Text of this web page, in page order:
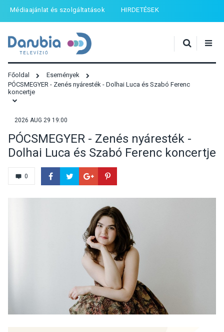
Médiaajánlat és szolgáltatások HIRDETÉSEK
Főoldal
Események
PÓCSMEGYER - Zenés nyáresték - Dolhai Luca és Szabó Ferenc
koncertje
2026 AUG 29 19:00
PÓCSMEGYER - Zenés nyáresték -
Dolhai Luca és Szabó Ferenc koncertje
0